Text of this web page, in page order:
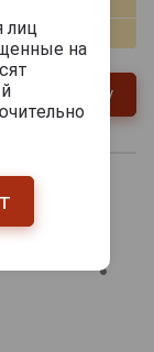
В заявку
лиц
на